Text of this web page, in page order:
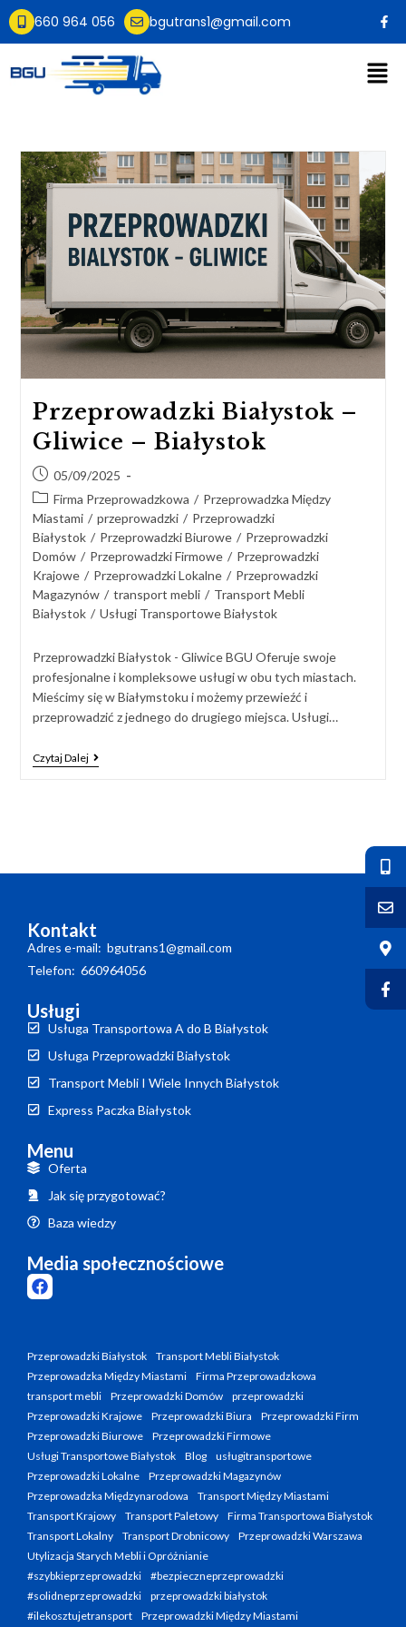
660 964 056 bgutrans1@gmail.com
Przeprowadzki Białystok –
Gliwice – Białystok
05/09/2025
Firma Przeprowadzkowa / Przeprowadzka Między
Miastami / przeprowadzki / Przeprowadzki
Białystok / Przeprowadzki Biurowe / Przeprowadzki
Domów / Przeprowadzki Firmowe / Przeprowadzki
Krajowe / Przeprowadzki Lokalne / Przeprowadzki
Magazynów / transport mebli / Transport Mebli
Białystok / Usługi Transportowe Białystok
Przeprowadzki Białystok - Gliwice BGU Oferuje swoje
profesjonalne i kompleksowe usługi w obu tych miastach.
Mieścimy się w Białymstoku i możemy przewieźć i
przeprowadzić z jednego do drugiego miejsca. Usługi…
Czytaj Dalej
Kontakt
Adres e-mail: bgutrans1@gmail.com
Telefon: 660964056
Usługi
Usługa Transportowa A do B Białystok
Usługa Przeprowadzki Białystok
Transport Mebli I Wiele Innych Białystok
Express Paczka Białystok
Menu
Oferta
Jak się przygotować?
Baza wiedzy
Media społecznościowe
Przeprowadzki Białystok
Transport Mebli Białystok
Przeprowadzka Między Miastami
Firma Przeprowadzkowa
transport mebli
Przeprowadzki Domów
przeprowadzki
Przeprowadzki Krajowe
Przeprowadzki Biura
Przeprowadzki Firm
Przeprowadzki Biurowe
Przeprowadzki Firmowe
Usługi Transportowe Białystok
Blog
usługitransportowe
Przeprowadzki Lokalne
Przeprowadzki Magazynów
Przeprowadzka Międzynarodowa
Transport Między Miastami
Transport Krajowy
Transport Paletowy
Firma Transportowa Białystok
Transport Lokalny
Transport Drobnicowy
Przeprowadzki Warszawa
Utylizacja Starych Mebli i Opróżnianie
#szybkieprzeprowadzki
#bezpieczneprzeprowadzki
#solidneprzeprowadzki
przeprowadzki białystok
#ilekosztujetransport
Przeprowadzki Między Miastami